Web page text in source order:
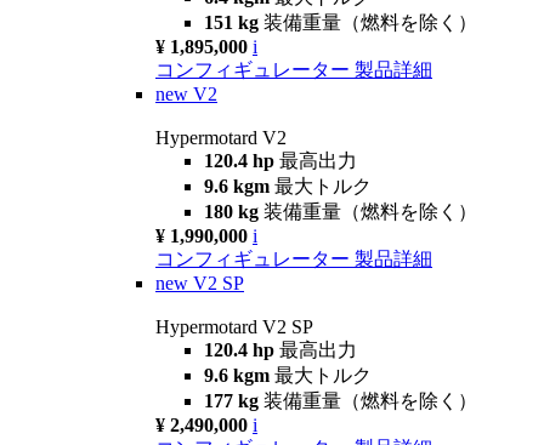
151 kg 装備重量（燃料を除く）
¥ 1,895,000 i
コンフィギュレーター 製品詳細
new V2
Hypermotard V2
120.4 hp 最高出力
9.6 kgm 最大トルク
180 kg 装備重量（燃料を除く）
¥ 1,990,000 i
コンフィギュレーター 製品詳細
new V2 SP
Hypermotard V2 SP
120.4 hp 最高出力
9.6 kgm 最大トルク
177 kg 装備重量（燃料を除く）
¥ 2,490,000 i